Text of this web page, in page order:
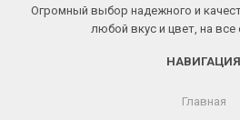
Огромный выбор надежного и
любой вкус и цвет, на все
НАВИГАЦИЯ
Главная